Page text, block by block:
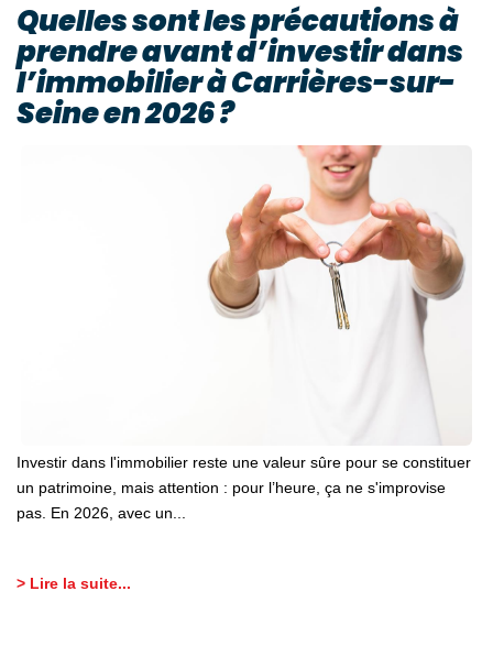
Quelles sont les précautions à
prendre avant d’investir dans
l’immobilier à Carrières-sur-
Seine en 2026 ?
Investir dans l'immobilier reste une valeur sûre pour se constituer
un patrimoine, mais attention : pour l’heure, ça ne s'improvise
pas. En 2026, avec un...
> Lire la suite...